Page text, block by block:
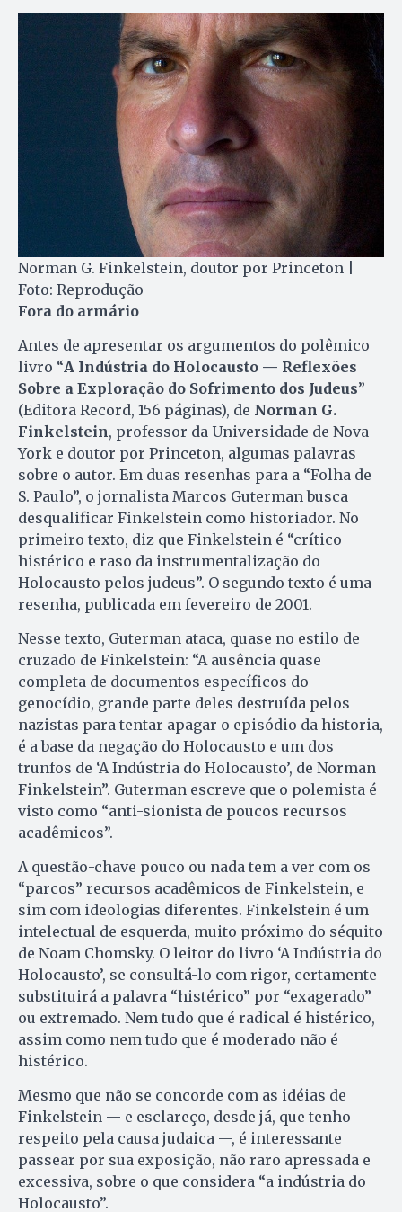
Norman G. Finkelstein, doutor por Princeton |
Foto: Reprodução
Fora do armário
Antes de apresentar os argumentos do polêmico
livro “A Indústria do Holocausto — Reflexões
Sobre a Exploração do Sofrimento dos Judeus”
(Editora Record, 156 páginas), de Norman G.
Finkelstein, professor da Universidade de Nova
York e doutor por Princeton, algumas palavras
sobre o autor. Em duas resenhas para a “Folha de
S. Paulo”, o jornalista Marcos Guterman busca
desqualificar Finkelstein como historiador. No
primeiro texto, diz que Finkelstein é “crítico
histérico e raso da instrumentalização do
Holocausto pelos judeus”. O segundo texto é uma
resenha, publicada em fevereiro de 2001.
Nesse texto, Guterman ataca, quase no estilo de
cruzado de Finkelstein: “A ausência quase
completa de documentos específicos do
genocídio, grande parte deles destruída pelos
nazistas para tentar apagar o episódio da historia,
é a base da negação do Holocausto e um dos
trunfos de ‘A Indústria do Holocausto’, de Norman
Finkelstein”. Guterman escreve que o polemista é
visto como “anti-sionista de poucos recursos
acadêmicos”.
A questão-chave pouco ou nada tem a ver com os
“parcos” recursos acadêmicos de Finkelstein, e
sim com ideologias diferentes. Finkelstein é um
intelectual de esquerda, muito próximo do séquito
de Noam Chomsky. O leitor do livro ‘A Indústria do
Holocausto’, se consultá-lo com rigor, certamente
substituirá a palavra “histérico” por “exagerado”
ou extremado. Nem tudo que é radical é histérico,
assim como nem tudo que é moderado não é
histérico.
Mesmo que não se concorde com as idéias de
Finkelstein — e esclareço, desde já, que tenho
respeito pela causa judaica —, é interessante
passear por sua exposição, não raro apressada e
excessiva, sobre o que considera “a indústria do
Holocausto”.